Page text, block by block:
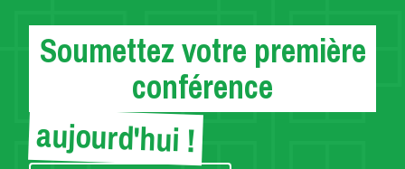
Soumettez votre première
conférence
aujourd'hui !